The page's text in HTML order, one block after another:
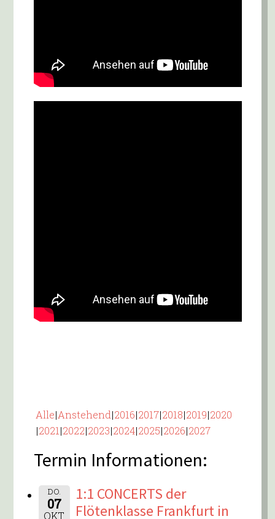
Alle Anstehend 2016 2017 2018 2019 2020
2021 2022 2023 2024 2025 2026 2027
Termin Informationen:
DO.
07
OKT.
1:1 CONCERTS der
Flötenklasse Frankfurt in